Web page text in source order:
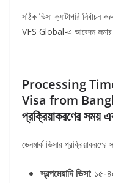
সঠিক ভিসা ক্যাটাগরি নির্বাচন
VFS Global-এ আবেদন জমার
Processing
Visa from
প্রক্রিয়াকরণেরসময়
ডেনমার্ক ভিসার
স্বল্পমেয়াদিভিসা: ১৫-